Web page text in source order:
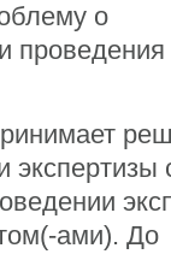
о
проведения
экспертизы
ами). До